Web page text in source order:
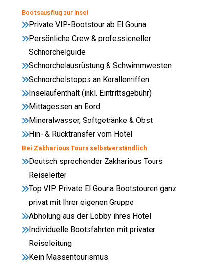
Bootsausflug zur Insel
Private VIP-Bootstour ab El Gouna
Persönliche Crew & professioneller
Schnorchelguide
Schnorchelausrüstung & Schwimmwesten
Schnorchelstopps an Korallenriffen
Inselaufenthalt (inkl. Eintrittsgebühr)
Mittagessen an Bord
Mineralwasser, Softgetränke & Obst
Hin- & Rücktransfer vom Hotel
Bei Zakharious Tours selbstverständlich
Deutsch sprechender Zakharious Tours
Reiseleiter
Top VIP Private El Gouna Bootstouren ganz
privat mit Ihrer eigenen Gruppe
Abholung aus der Lobby ihres Hotel
Individuelle Bootsfahrten mit privater
Reiseleitung
Kein Massentourismus